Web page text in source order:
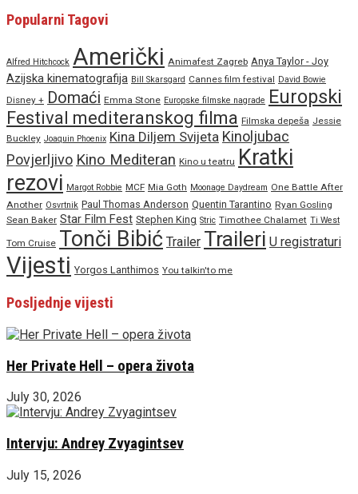
Popularni Tagovi
Alfred Hitchcock Američki Animafest Zagreb Anya Taylor - Joy
Azijska kinematografija Bill Skarsgard Cannes film festival David Bowie
Disney + Domaći Emma Stone Europske filmske nagrade Europski
Festival mediteranskog filma Filmska depeša Jessie
Buckley Joaquin Phoenix Kina Diljem Svijeta Kinoljubac
Povjerljivo Kino Mediteran Kino u teatru
Kratki
rezovi Margot Robbie MCF Mia Goth Moonage Daydream One Battle After
Another Osvrtnik Paul Thomas Anderson Quentin Tarantino Ryan Gosling
Sean Baker Star Film Fest Stephen King Stric Timothee Chalamet Ti West
Tom Cruise Tonči Bibić Trailer Traileri U registraturi
Vijesti Yorgos Lanthimos You talkin'to me
Posljednje vijesti
Her Private Hell – opera života
July 30, 2026
Intervju: Andrey Zvyagintsev
July 15, 2026